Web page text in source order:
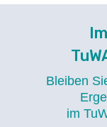
Bleiben
im